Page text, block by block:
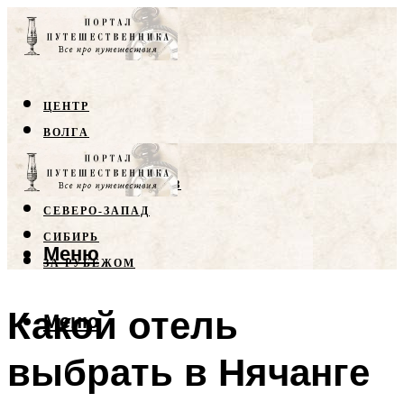
ЦЕНТР
ВОЛГА
КРЫМ
СЕВЕРНЫЙ КАВКАЗ
СЕВЕРО-ЗАПАД
СИБИРЬ
ЗА РУБЕЖОМ
Меню
Меню
Какой отель
выбрать в Нячанге